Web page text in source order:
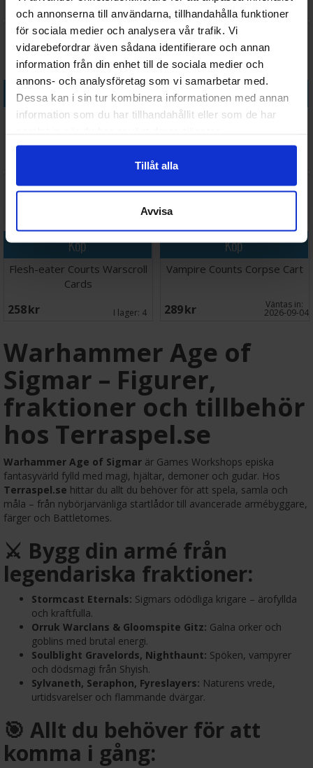
och annonserna till användarna, tillhandahålla funktioner
för sociala medier och analysera vår trafik. Vi
vidarebefordrar även sådana identifierare och annan
information från din enhet till de sociala medier och
annons- och analysföretag som vi samarbetar med.
Dessa kan i sin tur kombinera informationen med annan
information som du har tillhandahållit eller som de har
Tillåt alla
Avvisa
298 SEK I lager:1 1 048 SEK I lager:
Köp
Flesh-eater Courts Ushoran
I lager:2
Köp
Flesh-eater Courts Varghulf
369 SEK
Köp
Flesh-eater Courts Warscroll
Cards
258 SEK I lager: 4
Köp
Vampire Counts Corpse Cart
289 SEK Väntas in:
2026-09-04
Warhammer Age of
Sigmar – Figurer,
fraktioner och tillbehör
hos Terraspel.se
Warhammer Age of Sigmar är Games Workshops episka
fantasyvärld fylld med magi, hjältar, demoner och gudar. Hos
Terraspel.se hittar du allt du behöver för att spela, samla och
måla – från nybörjarvänliga startlådor till avancerade armébyggare,
färger och Battletomes.
⚔️ Bygg din armé från
legendariska fraktioner:
Stormcast Eternals: Sigmars odödliga krigare – ärofyllda
och kraftfulla.
Orruk Warclans & Gloomspite Gitz: Galna orker och
goblins med brutal energi.
Soulblight Gravelords, Nighthaunt: Spöken, vampyrer
och dödsmagi från Shyish.
Sylvaneth, Seraphon, Fyreslayers: Naturens vrede,
urtidsvarelser och flammande dvärgar.
🎯 Allt du behöver för att
komma i gång: